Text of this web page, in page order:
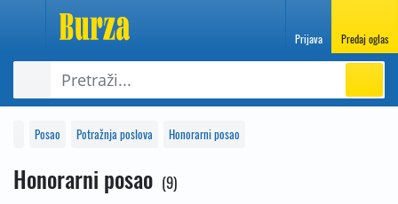
Prijava Predaj oglas
Posao Potražnja poslova Honorarni posao
Honorarni posao 9